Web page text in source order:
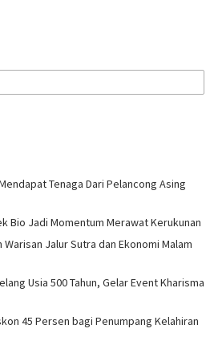
Tenaga Dari Pelancong Asing
Bio Jadi Momentum Merawat Kerukunan
Warisan Jalur Sutra dan Ekonomi Malam
Usia 500 Tahun, Gelar Event Kharisma
45 Persen bagi Penumpang Kelahiran